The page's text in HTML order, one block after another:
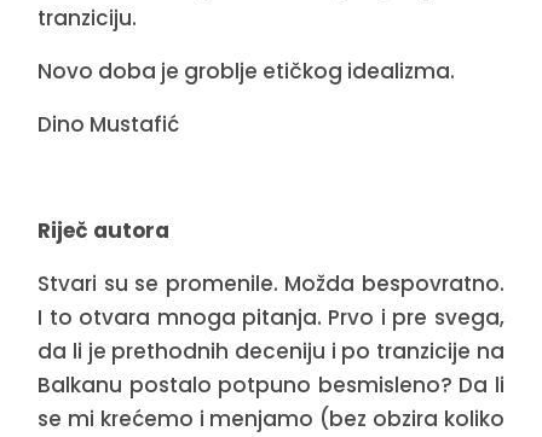
tranziciju.
Novo doba je groblje etičkog idealizma.
Dino Mustafić
Riječ autora
Stvari su se promenile. Možda bespovratno.
I to otvara mnoga pitanja. Prvo i pre svega,
da li je prethodnih deceniju i po tranzicije na
Balkanu postalo potpuno besmisleno? Da li
se mi krećemo i menjamo (bez obzira koliko